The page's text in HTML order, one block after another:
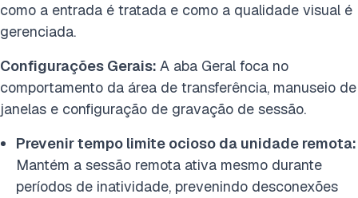
como a entrada é tratada e como a qualidade visual é
gerenciada.
Configurações Gerais: A aba Geral foca no
comportamento da área de transferência, manuseio de
janelas e configuração de gravação de sessão.
Prevenir tempo limite ocioso da unidade remota:
Mantém a sessão remota ativa mesmo durante
períodos de inatividade, prevenindo desconexões